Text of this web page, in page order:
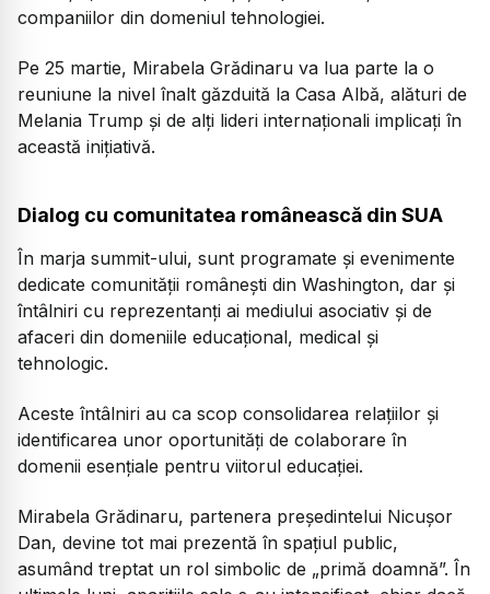
companiilor din domeniul tehnologiei.
Pe 25 martie, Mirabela Grădinaru va lua parte la o
reuniune la nivel înalt găzduită la Casa Albă, alături de
Melania Trump și de alți lideri internaționali implicați în
această inițiativă.
Dialog cu comunitatea românească din SUA
În marja summit-ului, sunt programate și evenimente
dedicate comunității românești din Washington, dar și
întâlniri cu reprezentanți ai mediului asociativ și de
afaceri din domeniile educațional, medical și
tehnologic.
Aceste întâlniri au ca scop consolidarea relațiilor și
identificarea unor oportunități de colaborare în
domenii esențiale pentru viitorul educației.
Mirabela Grădinaru, partenera președintelui Nicușor
Dan, devine tot mai prezentă în spațiul public,
asumând treptat un rol simbolic de „primă doamnă”. În